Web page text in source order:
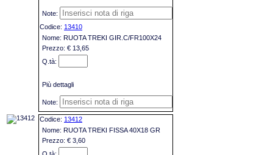
13410
RUOTA TREKI GIR.C/FR100X24
€ 13,65
Più dettagli
13412
RUOTA TREKI FISSA 40X18 GR
€ 3,60